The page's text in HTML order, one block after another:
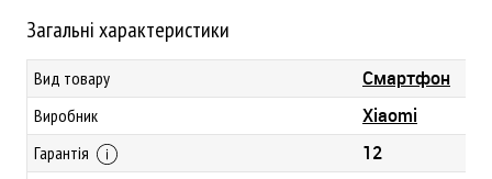
Загальні характеристики
Вид товару Смартфон
Виробник Xiaomi
Гарантія 12